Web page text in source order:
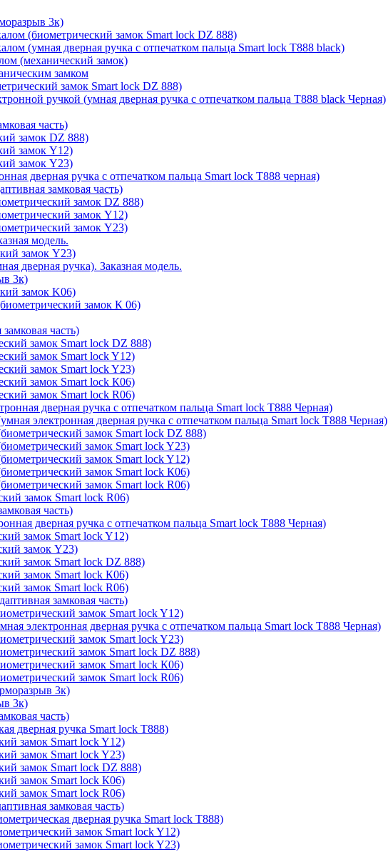
3к)
(биометрический замок Smart lock DZ 888)
(умная дверная ручка с отпечатком пальца Smart lock T888 black)
(механический замок)
замком
замок Smart lock DZ 888)
ручкой (умная дверная ручка с отпечатком пальца T888 black Черная)
часть)
замок DZ 888)
замок Y12)
замок Y23)
дверная ручка с отпечатком пальца Smart lock T888 черная)
замковая часть)
замок DZ 888)
замок Y12)
замок Y23)
модель.
замок Y23)
дверная ручка). Заказная модель.
3к)
замок K06)
замок К 06)
часть)
замок Smart lock DZ 888)
замок Smart lock Y12)
замок Smart lock Y23)
замок Smart lock К06)
замок Smart lock R06)
дверная ручка с отпечатком пальца Smart lock T888 Черная)
электронная дверная ручка с отпечатком пальца Smart lock T888 Черная)
замок Smart lock DZ 888)
замок Smart lock Y23)
замок Smart lock Y12)
замок Smart lock К06)
замок Smart lock R06)
замок Smart lock R06)
часть)
дверная ручка с отпечатком пальца Smart lock T888 Черная)
замок Smart lock Y12)
замок Y23)
замок Smart lock DZ 888)
замок Smart lock К06)
замок Smart lock R06)
замковая часть)
замок Smart lock Y12)
электронная дверная ручка с отпечатком пальца Smart lock T888 Черная)
замок Smart lock Y23)
замок Smart lock DZ 888)
замок Smart lock К06)
замок Smart lock R06)
3к)
3к)
часть)
дверная ручка Smart lock T888)
замок Smart lock Y12)
замок Smart lock Y23)
замок Smart lock DZ 888)
замок Smart lock К06)
замок Smart lock R06)
замковая часть)
дверная ручка Smart lock T888)
замок Smart lock Y12)
замок Smart lock Y23)